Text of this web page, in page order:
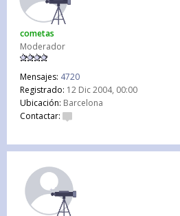
cometas
Moderador
Mensajes: 4720
Registrado: 12 Dic 2004, 00:00
Ubicación: Barcelona
Contactar: